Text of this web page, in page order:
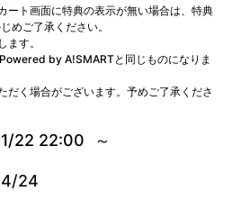
ト画面に特典の表示が無い場合は、特典
めご了承ください。
す。
by A!SMARTと同じものになりま
く場合がございます。予めご了承くださ
22 22:00
24